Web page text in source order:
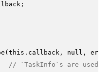
( this . callback , null , err,
// `TaskInfo`s are used